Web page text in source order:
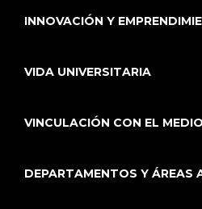
INNOVACIÓN Y
VIDA UNIVERSITARIA
VINCULACIÓN CON EL MEDIO
DEPARTAMENTOS Y ÁREAS